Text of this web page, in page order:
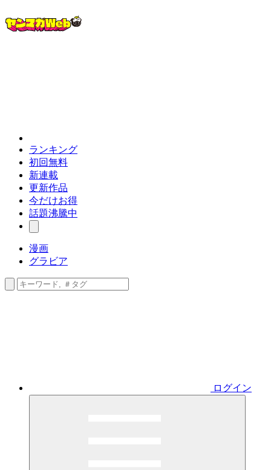
ランキング
初回無料
新連載
更新作品
今だけお得
話題沸騰中
漫画
グラビア
ログイン